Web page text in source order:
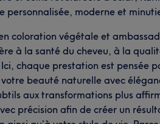
personnalisée, moderne et
coloration végétale et
à la santé du cheveu, à la
chaque prestation est pensée
beauté naturelle avec
aux transformations plus
précision afin de créer un